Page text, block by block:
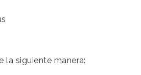
la siguiente manera: